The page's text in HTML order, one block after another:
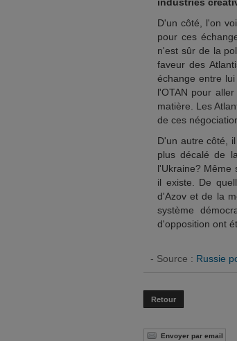
D'un côté, l'on
pour ces
n'est sûr de la
faveur des
échange entre
l'OTAN pour
matière. Les
de ces
D'un autre côté,
plus décalé de
l'Ukraine? Même
il existe. De
d'Azov et de la
système
d'opposition ont
- Source : Russie
Retour
Envoyer par email